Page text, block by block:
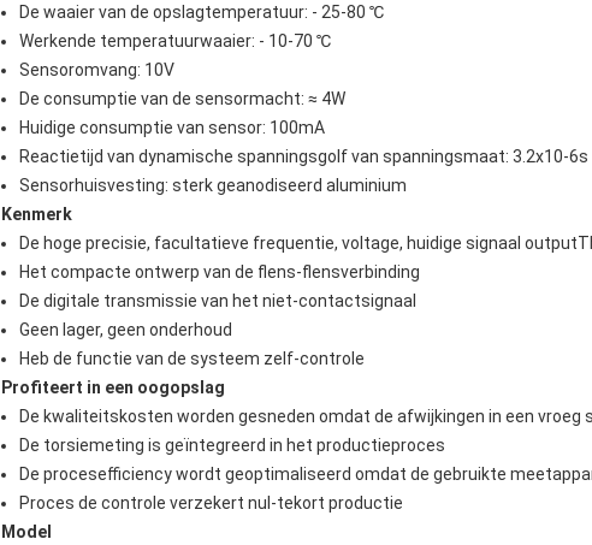
De waaier van de opslagtemperatuur: - 25-80 ℃
Werkende temperatuurwaaier: - 10-70 ℃
Sensoromvang: 10V
De consumptie van de sensormacht: ≈ 4W
Huidige consumptie van sensor: 100mA
Reactietijd van dynamische spanningsgolf van spanningsmaat: 3.2x10-6s
Sensorhuisvesting: sterk geanodiseerd aluminium
Kenmerk
De hoge precisie, facultatieve frequentie, voltage, huidige signaal
Het compacte ontwerp van de flens-flensverbinding
De digitale transmissie van het niet-contactsignaal
Geen lager, geen onderhoud
Heb de functie van de systeem zelf-controle
Profiteert in een oogopslag
De kwaliteitskosten worden gesneden omdat de afwijkingen in een
De torsiemeting is geïntegreerd in het productieproces
De procesefficiency wordt geoptimaliseerd omdat de gebruikte
Proces de controle verzekert nul-tekort productie
Model